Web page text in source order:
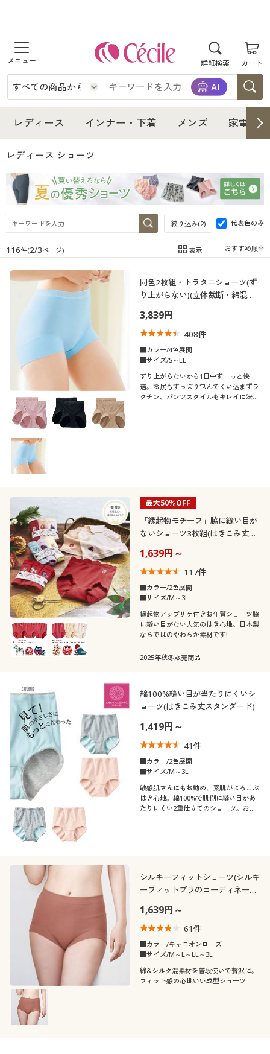
詳細検索 カート
商品を探す
レディース
レディースファッション
女性下着
インナー・下着
インナー・下着通販すべて
女性下着
メンズ下着
ジュニア・ティーンズ下着
メンズ
メンズ通販すべて
メンズファッション
メンズ下着
家電・雑貨
家電・雑貨すべて
家電
キッチン・雑貨・日用品
寝具・インテリア・家具
寝具・インテリア・家具通販すべて
家具・収納
カーテン・ラグ・ファブリック
美容・健康
美容・健康通販すべて
制服・スクール
制服・学生服
ジュニア・ティーンズ下着
大きいサイズ通販すべて
大きいサイズ レディース服
大きいサイズ レディース下着
大きいサイズ メンズ
バーゲン
バーゲンセール
シークレットセール
商品カテゴリ一覧
カタログ
カタログ・チラシからのご注文
デジタルカタログ
カタログ無料プレゼント
会員メニュー
マイページ
閲覧履歴
サポート
ご利用ガイド
よくある質問とお問い合わせ
レディース インナー・下着 メンズ 家電・
レディース ショーツ
絞り込み(2) 代表色のみ
在庫 在庫のある商品のみ表示
カテゴリ
口コミ
(5)
(4〜4.9)
5L
カラー
こだわり条件
で絞り込む
柄・デザイン
花柄
ワンポイント 水玉・ドット柄
リボン
レース
コットン・綿100
サテン ウール
ガーゼ
機能・特徴
ストレッチ
ウォッシャブル(洗
える)
消臭 吸汗速乾
抗菌防臭
シーン
旅行
テイスト
エレガント
ナチュラル
レギュラー
年代
20代
60代
夏 春
秋
円 絞込
閉じる
116件(2/3ページ) 表示
同色2枚組・トラタニショーツ(ず
り上がらない)(立体裁断・綿混・1
3,839円
408件
■カラー/4色展開
■サイズ/S～LL
ずり上がらないから1日中ずーっと快
適。お尻もすっぽり包んでくい込まずラ
クチン、パンツスタイルもキレイに決ま
最大50％OFF
「縁起物モチーフ」脇に縫い目が
ないショーツ3枚組(はきこみ丈ス
1,639円～
117件
■カラー/2色展開
■サイズ/M～3L
縁起物アップリケ付きお年賀ショーツ脇
に縫い目がない人気のはき心地。日本製
ならではのやわらか素材です!
2025年秋冬販売商品
綿100%縫い目が当たりにくいシ
ョーツ(はきこみ丈スタンダード)
1,419円～
41件
■カラー/2色展開
■サイズ/M～3L
敏感肌さんにもお勧め、素肌がよろこぶ
はき心地。綿100%で肌側に縫い目があ
たりにくい2重仕立てのショーツ。お客
シルキーフィットショーツ(シルキ
ーフィットブラのコーディネート
1,639円～
61件
■カラー/キャニオンローズ
■サイズ/M～L～LL～3L
綿&シルク混素材を普段使いで贅沢に。
フィット感の心地いい成型ショーツ